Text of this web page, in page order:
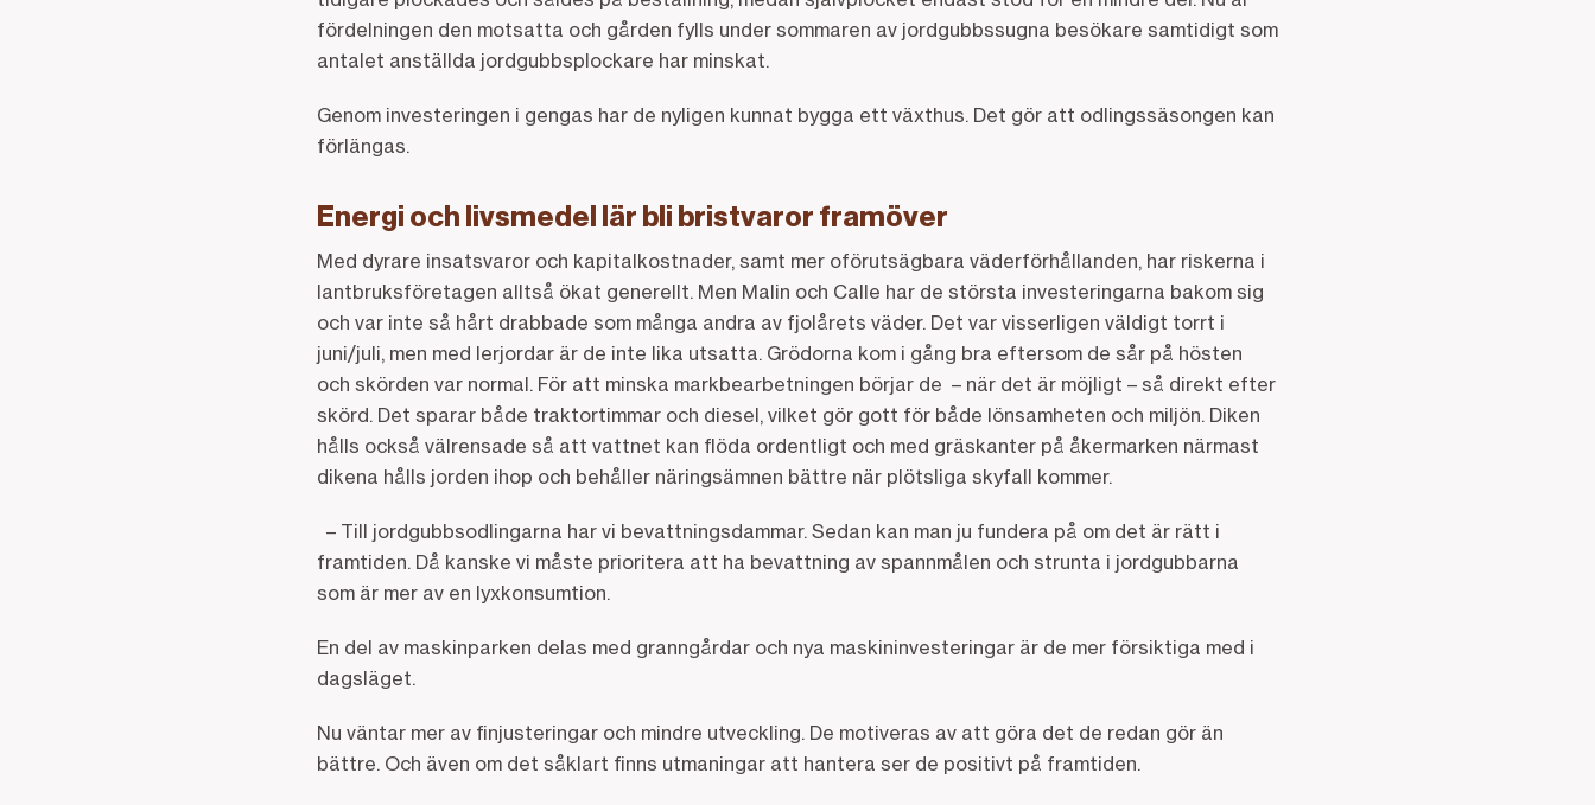
fördelningen den motsatta och gården fylls under sommaren av jordgubbssugna besökare samtidigt som
antalet anställda jordgubbsplockare har minskat.
Genom investeringen i gengas har de nyligen kunnat bygga ett växthus. Det gör att odlingssäsongen kan
förlängas.
Energi och livsmedel lär bli bristvaror framöver
Med dyrare insatsvaror och kapitalkostnader, samt mer oförutsägbara väderförhållanden, har riskerna i
lantbruksföretagen alltså ökat generellt. Men Malin och Calle har de största investeringarna bakom sig
och var inte så hårt drabbade som många andra av fjolårets väder. Det var visserligen väldigt torrt i
juni/juli, men med lerjordar är de inte lika utsatta. Grödorna kom i gång bra eftersom de sår på hösten
och skörden var normal. För att minska markbearbetningen börjar de – när det är möjligt – så direkt efter
skörd. Det sparar både traktortimmar och diesel, vilket gör gott för både lönsamheten och miljön. Diken
hålls också välrensade så att vattnet kan flöda ordentligt och med gräskanter på åkermarken närmast
dikena hålls jorden ihop och behåller näringsämnen bättre när plötsliga skyfall kommer.
– Till jordgubbsodlingarna har vi bevattningsdammar. Sedan kan man ju fundera på om det är rätt i
framtiden. Då kanske vi måste prioritera att ha bevattning av spannmålen och strunta i jordgubbarna
som är mer av en lyxkonsumtion.
En del av maskinparken delas med granngårdar och nya maskininvesteringar är de mer försiktiga med i
dagsläget.
Nu väntar mer av finjusteringar och mindre utveckling. De motiveras av att göra det de redan gör än
bättre. Och även om det såklart finns utmaningar att hantera ser de positivt på framtiden.